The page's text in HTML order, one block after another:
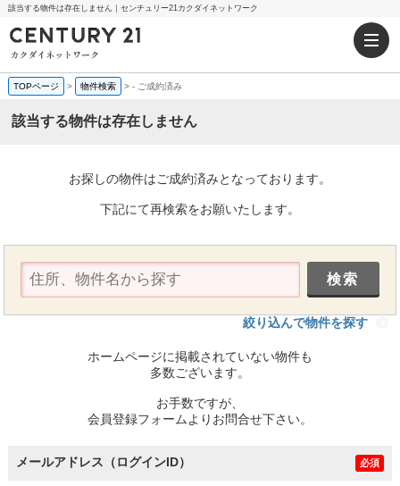
該当する物件は存在しません｜センチュリー21カクダイネットワーク
TOPページ > 物件検索 >- ご成約済み
該当する物件は存在しません
お探しの物件はご成約済みとなっております。
下記にて再検索をお願いたします。
絞り込んで物件を探す
ホームページに掲載されていない物件も
多数ございます。
お手数ですが、
会員登録フォームよりお問合せ下さい。
メールアドレス（ログインID） 必須